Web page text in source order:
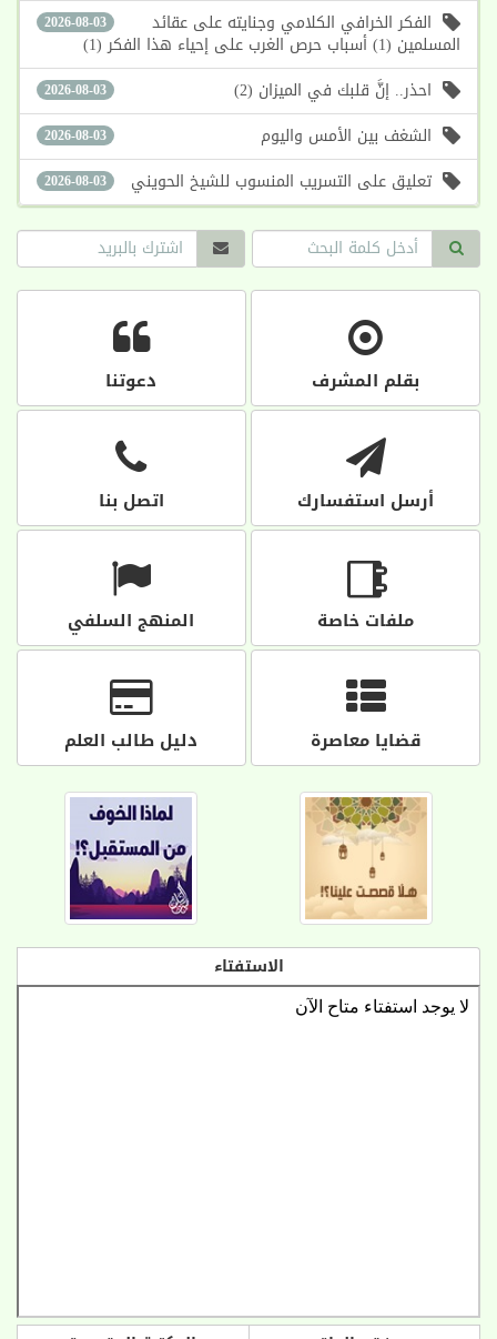
2026-08-03 الفكر الخرافي الكلامي وجنايته على عقائد
المسلمين (1) أسباب حرص الغرب على إحياء هذا الفكر (1)
2026-08-03 احذر.. إنَّ قلبك في الميزان (2)
2026-08-03 الشغف بين الأمس واليوم
2026-08-03 تعليق على التسريب المنسوب للشيخ الحويني
بقلم المشرف دعوتنا
أرسل استفسارك اتصل بنا
ملفات خاصة المنهج السلفي
قضايا معاصرة دليل طالب العلم
الاستفتاء